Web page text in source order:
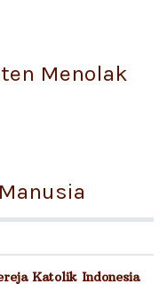
Menolak
Katolik Indonesia